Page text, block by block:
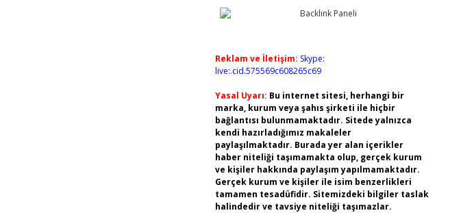
Reklam ve İletişim: Skype:
live:.cid.575569c608265c69
Yasal Uyarı: Bu internet sitesi, herhangi bir
marka, kurum veya şahıs şirketi ile hiçbir
bağlantısı bulunmamaktadır. Sitede yalnızca
kendi hazırladığımız makaleler
paylaşılmaktadır. Burada yer alan içerikler
haber niteliği taşımamakta olup, gerçek kurum
ve kişiler hakkında paylaşım yapılmamaktadır.
Gerçek kurum ve kişiler ile isim benzerlikleri
tamamen tesadüfidir. Sitemizdeki bilgiler taslak
halindedir ve tavsiye niteliği taşımazlar.